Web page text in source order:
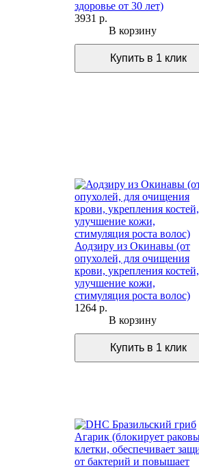
здоровье от 30 лет)
3931 р.
В корзину
Аодзиру из Окинавы (от
опухолей, для очищения
крови, укрепления костей,
улучшение кожи,
стимуляция роста волос)
1264 р.
В корзину